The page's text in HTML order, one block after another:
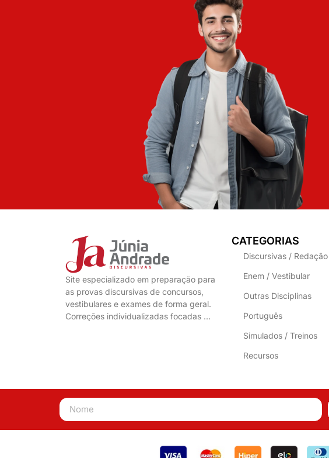
Site especializado em preparação para
as provas discursivas de concursos,
vestibulares e exames de forma geral.
Correções individualizadas focadas …
CATEGORIAS
Discursivas / Redação
Enem / Vestibular
Outras Disciplinas
Português
Simulados / Treinos
Recursos